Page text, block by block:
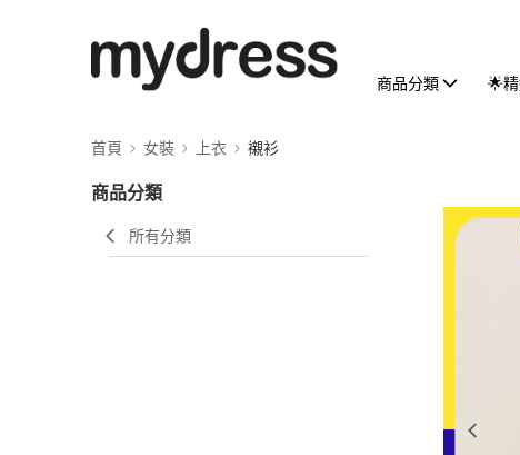
商品分類 🌟
首頁 女裝 上衣 襯衫
商品分類
所有分類